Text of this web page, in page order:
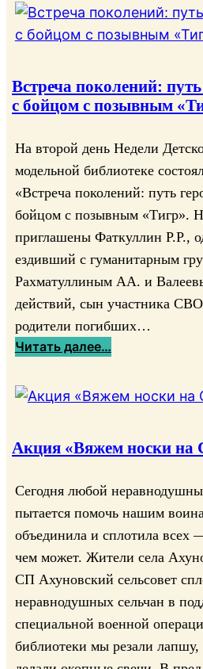
Встреча поколений:
с бойцом с позывным
На второй день Недели
модельной библиотеке
«Встреча поколений: путь
бойцом с позывным «Тигр».
приглашены Фаткуллин Р.Р.,
ездивший с гуманитарным
Рахматуллиным АА. и
действий, сын участника
родители погибших…
Читать далее…:
т
е
к
о
л
е
н
и
й
Акция «Вяжем носки на
Сегодня любой
пытается помочь нашим
объединила и сплотила всех
чем может. Жители села
СП Ахуновский сельсовет
неравнодушных сельчан в
специальной военной
библиотеки мы резали лапшу,